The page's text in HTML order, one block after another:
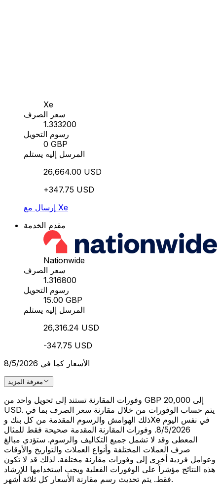
Xe
سعر الصرف
1.333200
رسوم التحويل
0 GBP
المرسل إليه يستلم
26,664.00 USD
+347.75 USD
إرسال مع Xe
مقدم الخدمة
Nationwide
سعر الصرف
1.316800
رسوم التحويل
15.00 GBP
المرسل إليه يستلم
26,316.24 USD
-347.75 USD
الأسعار كما في 8/5/2026
معرفة المزيد
وفورات المقارنة تستند إلى تحويل واحد من GBP 20,000 إلى
USD. يتم حساب الوفورات من خلال مقارنة سعر الصرف بما في
ذلك الهوامش والرسوم المقدمة من كل بنك وXe في نفس اليوم
8/5/2026. وفورات المقارنة المقدمة صحيحة فقط للمثال
المعطى وقد لا تشمل جميع التكاليف والرسوم. ستؤدي مبالغ
صرف العملات المختلفة وأنواع العملات والتواريخ والأوقات
وعوامل فردية أخرى إلى وفورات مقارنة مختلفة. لذلك قد لا تكون
هذه النتائج مؤشراً على الوفورات الفعلية ويجب استخدامها للإرشاد
فقط. يتم تحديث رسم مقارنة الأسعار كل ثلاثة أشهر.